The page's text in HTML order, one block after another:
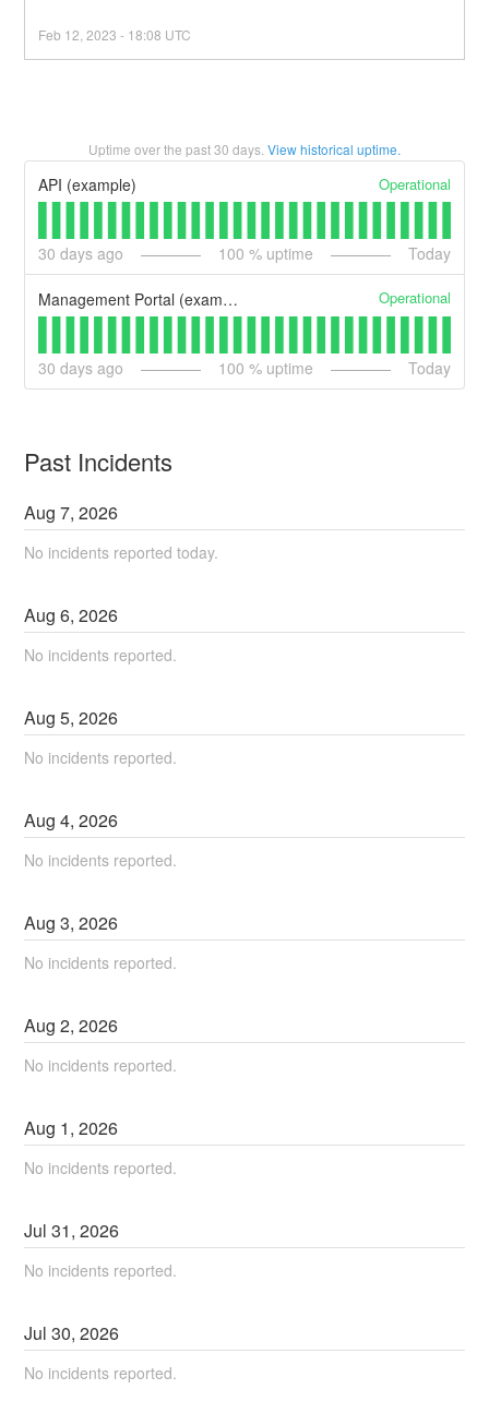
Feb 12 ,2023 - 18:08 UTC
Uptime over the past30 days. View historical uptime.
API (example) Operational
30 days ago 100 % uptime Today
Management Portal (example) Operational
30 days ago 100 % uptime Today
Past Incidents
Aug7,2026
No incidents reported today.
Aug6,2026
No incidents reported.
Aug5,2026
No incidents reported.
Aug4,2026
No incidents reported.
Aug3,2026
No incidents reported.
Aug2,2026
No incidents reported.
Aug 1,2026
No incidents reported.
Jul31,2026
No incidents reported.
Jul30,2026
No incidents reported.